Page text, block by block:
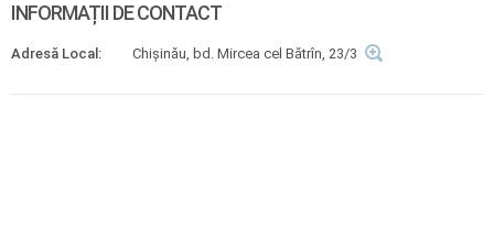
INFORMAȚII DE CONTACT
Adresă Local: Chișinău, bd. Mircea cel Bătrîn, 23/3